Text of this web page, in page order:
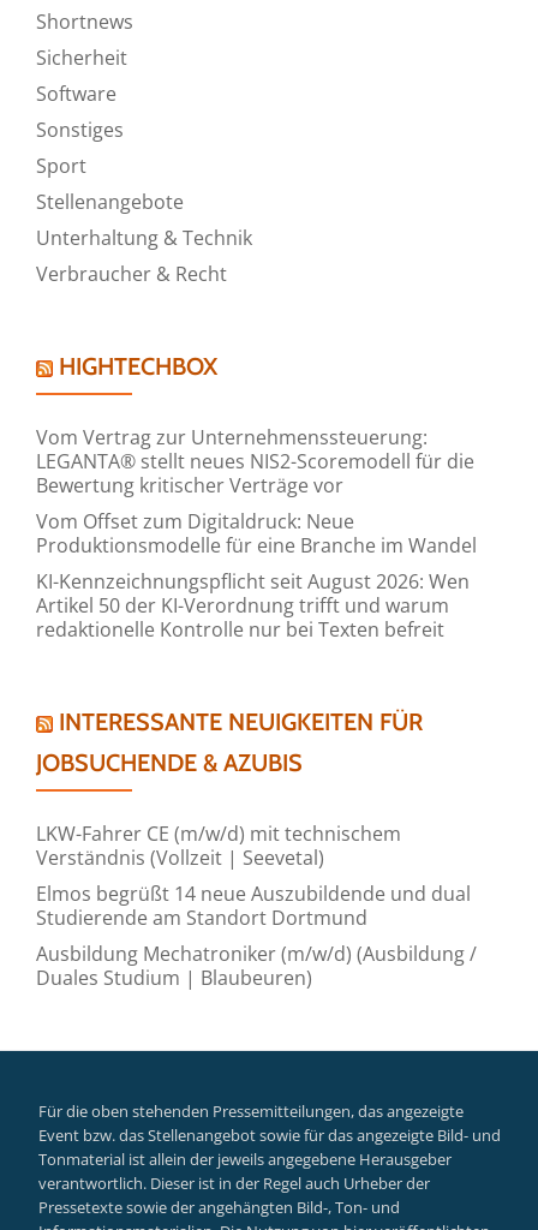
Shortnews
Sicherheit
Software
Sonstiges
Sport
Stellenangebote
Unterhaltung & Technik
Verbraucher & Recht
HIGHTECHBOX
Vom Vertrag zur Unternehmenssteuerung:
LEGANTA® stellt neues NIS2-Scoremodell für die
Bewertung kritischer Verträge vor
Vom Offset zum Digitaldruck: Neue
Produktionsmodelle für eine Branche im Wandel
KI-Kennzeichnungspflicht seit August 2026: Wen
Artikel 50 der KI-Verordnung trifft und warum
redaktionelle Kontrolle nur bei Texten befreit
INTERESSANTE NEUIGKEITEN FÜR
JOBSUCHENDE & AZUBIS
LKW-Fahrer CE (m/w/d) mit technischem
Verständnis (Vollzeit | Seevetal)
Elmos begrüßt 14 neue Auszubildende und dual
Studierende am Standort Dortmund
Ausbildung Mechatroniker (m/w/d) (Ausbildung /
Duales Studium | Blaubeuren)
Für die oben stehenden Pressemitteilungen, das angezeigte
Event bzw. das Stellenangebot sowie für das angezeigte Bild- und
Tonmaterial ist allein der jeweils angegebene Herausgeber
verantwortlich. Dieser ist in der Regel auch Urheber der
Pressetexte sowie der angehängten Bild-, Ton- und